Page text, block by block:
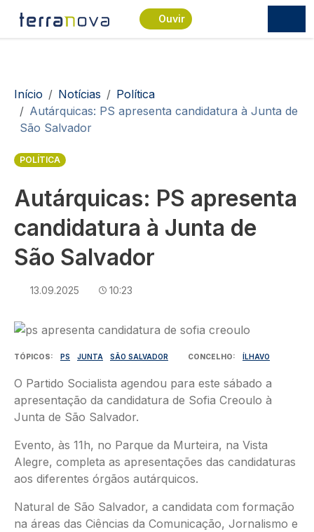
Passar para o conteúdo principal
Ouvir
Navegação estrutural
Início Notícias
Política
Autárquicas: PS apresenta candidatura à Junta de
São Salvador
POLÍTICA
Autárquicas: PS apresenta
candidatura à Junta de
São Salvador
13.09.2025 10:23
Imagem
TÓPICOS PS JUNTA SÃO SALVADOR CONCELHO ÍLHAVO
O Partido Socialista agendou para este sábado a
apresentação da candidatura de Sofia Creoulo à
Junta de São Salvador.
Evento, às 11h, no Parque da Murteira, na Vista
Alegre, completa as apresentações das candidaturas
aos diferentes órgãos autárquicos.
Natural de São Salvador, a candidata com formação
na áreas das Ciências da Comunicação, Jornalismo e